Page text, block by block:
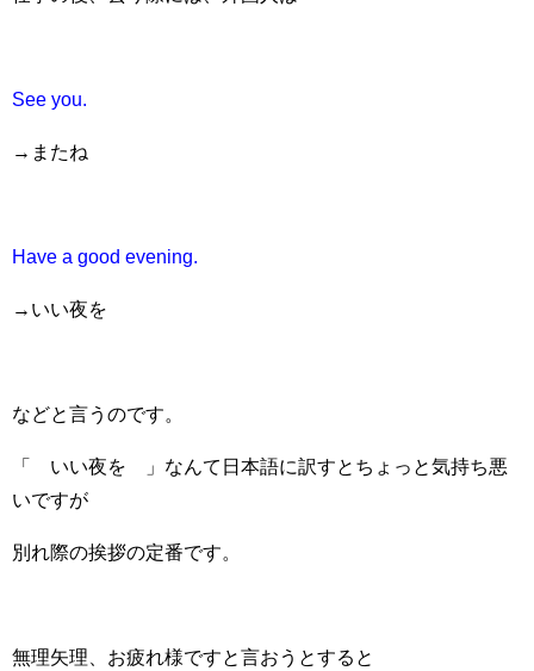
See you.
→またね
Have a good evening.
→いい夜を
などと言うのです。
「 いい夜を 」なんて日本語に訳すとちょっと気持ち悪
いですが
別れ際の挨拶の定番です。
無理矢理、お疲れ様ですと言おうとすると